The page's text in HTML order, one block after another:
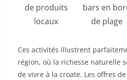
de produits
locaux
bars en
de plage
Ces activités illustrent
région, où la richesse naturelle
de vivre à la croate. Les offres